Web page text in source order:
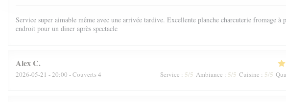
Service super aimable même avec une arrivée tardive. Excellente planche charcuterie fromage à
endroit pour un diner après spectacle
Alex C
2026-05-21 - 20:00 - Couverts 4 Service : 5/5 Ambiance : 5/5 Cuisine : 5/5